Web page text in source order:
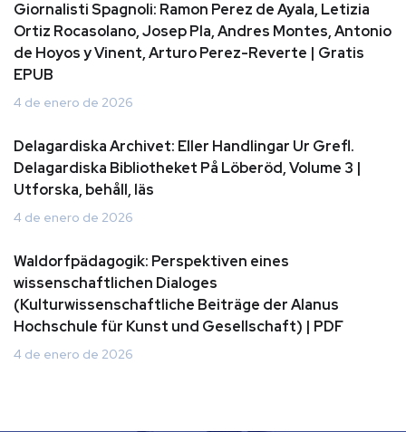
Giornalisti Spagnoli: Ramon Perez de Ayala, Letizia
Ortiz Rocasolano, Josep Pla, Andres Montes, Antonio
de Hoyos y Vinent, Arturo Perez-Reverte | Gratis
EPUB
4 de enero de 2026
Delagardiska Archivet: Eller Handlingar Ur Grefl.
Delagardiska Bibliotheket På Löberöd, Volume 3 |
Utforska, behåll, läs
4 de enero de 2026
Waldorfpädagogik: Perspektiven eines
wissenschaftlichen Dialoges
(Kulturwissenschaftliche Beiträge der Alanus
Hochschule für Kunst und Gesellschaft) | PDF
4 de enero de 2026